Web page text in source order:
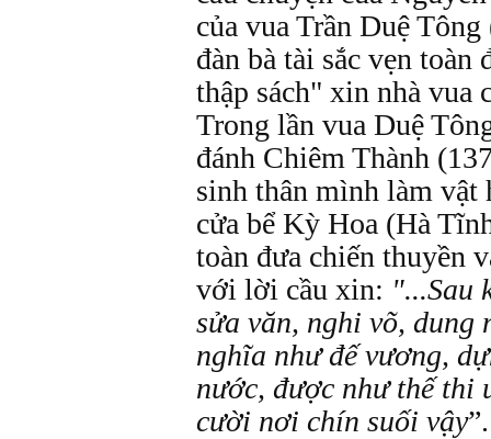
của vua Trần Duệ
đàn bà tài sắc vẹn
thập sách" xin nhà vua
Trong lần vua Duệ
đánh Chiêm Thành
sinh thân mình làm vật
cửa bể Kỳ Hoa (Hà
toàn đưa chiến thuyền
với lời cầu xin: "...Sau
sửa văn, nghi võ, dung
nghĩa như đế vương,
nước, được như thế thi
cười nơi chín suối vậy”.